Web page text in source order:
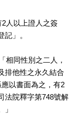
人以上證人之簽
」。
相同性別之二人，
排他性之永久結合
以書面為之，有2
法院釋字第748號解